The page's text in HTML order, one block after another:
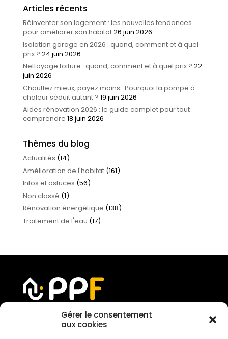
Gérer le consentement
aux cookies
Articles récents
Réinventer son logement : les nouvelles tendances
pour améliorer son habitat26 juin 2026
Isolation garage en 2026 : quand, comment et à quel
prix ? 24 juin 2026
Nettoyage toiture : quand, comment et à quel prix ? 22
juin 2026
Chauffez mieux, payez moins : Pourquoi la pompe à
chaleur séduit autant ? 19 juin 2026
Aides rénovation 2026 : le guide complet pour tout
comprendre 18 juin 2026
Thèmes du blog
Actualités (14)
Amélioration de l'habitat(161)
Infos et astuces (56)
Non classé (1)
Rénovation énergétique (138)
Traitement de l'eau (17)